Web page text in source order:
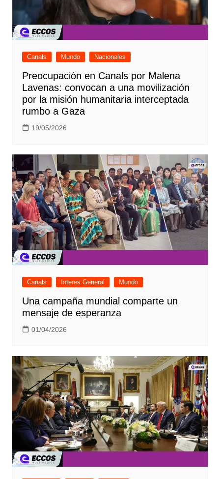
Canals Mundo Nacionales
Preocupación en Canals por Malena
Lavenas: convocan a una movilización
por la misión humanitaria interceptada
rumbo a Gaza
19/05/2026
Canals Interes General Mundo
Una campaña mundial comparte un
mensaje de esperanza
01/04/2026